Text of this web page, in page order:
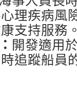
理疾病風
支持服務
開發適用
追蹤船員